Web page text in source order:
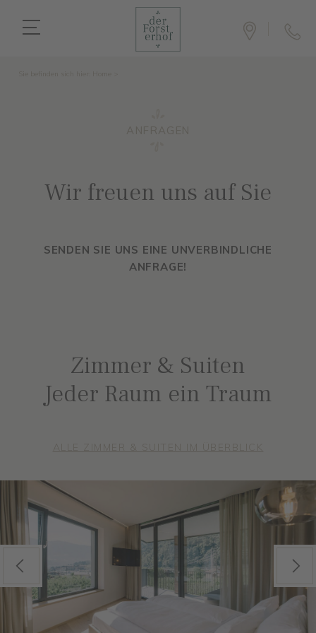
Wir freuen uns auf Sie
SENDEN SIE UNS EINE UNVERBINDLICHE
ANFRAGE!
Zimmer & Suiten
Jeder Raum ein Traum
ALLE ZIMMER & SUITEN IM ÜBERBLICK
Previous Next